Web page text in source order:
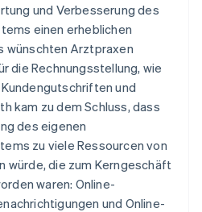
und Verbesserung des
einen erheblichen
wünschten Arztpraxen
die Rechnungsstellung, wie
und
kam zu dem Schluss, dass
des eigenen
zu viele Ressourcen von
würde, die zum Kerngeschäft
waren: Online-
und Online-